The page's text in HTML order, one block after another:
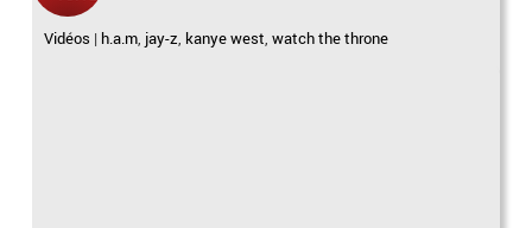
Vidéos | h.a.m, jay-z, kanye west,watch the throne